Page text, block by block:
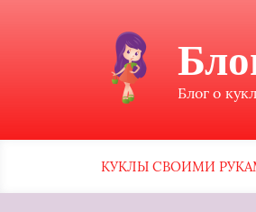
Блог о
КУКЛЫ СВОИМИ